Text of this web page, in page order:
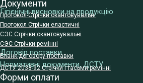
Документи
Гігієнічні висновки на продукцію
Протокол-Стрічки окантовувальні
Протокол Стрічки еластичні
СЭС Стрічки окантовувальні
СЭС Стрічки ремінні
Договір поставки
Бланк-договору-поставки
Нормативні документи, ДСТУ
ДСТУ 2038-92 Стрічки і тасьми ремінні
Форми оплати